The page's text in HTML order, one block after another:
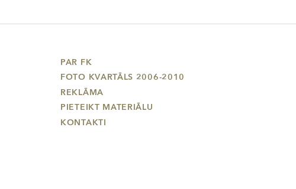
PAR FK
FOTO KVARTĀLS 2006-2010
REKLĀMA
PIETEIKT MATERIĀLU
KONTAKTI